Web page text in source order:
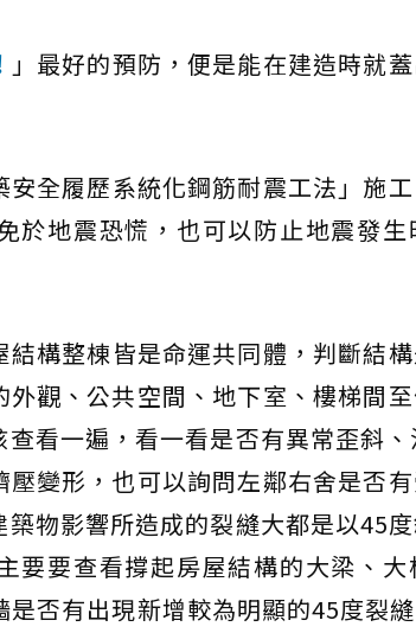
」最好的預防，便是能在建造時就
安全履歷系統化鋼筋耐震工法」施
於地震恐慌，也可以防止地震發
結構整棟皆是命運共同體，判斷結
觀、公共空間、地下室、樓梯間
看一遍，看一看是否有異常歪斜
變形，也可以詢問左鄰右舍是否
築物影響所造成的裂縫大都是以45
要要查看撐起房屋結構的大梁、
否有出現新增較為明顯的45度裂